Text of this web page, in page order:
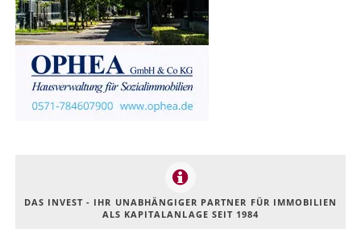
DAS INVEST - IHR UNABHÄNGIGER PARTNER FÜR IMMOBILIEN
ALS KAPITALANLAGE SEIT 1984